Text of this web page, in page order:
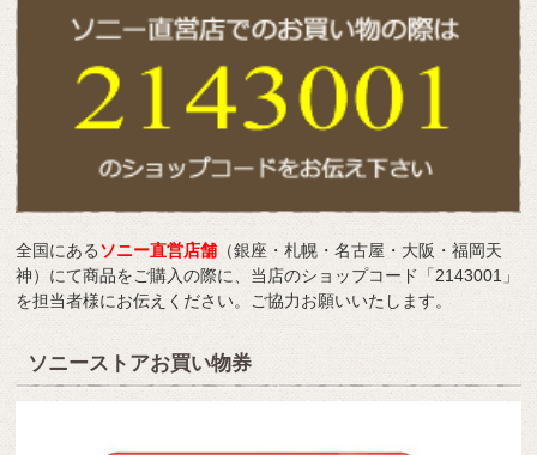
全国にあるソニー直営店舗 （銀座・札幌・名古屋・大阪・福岡天
神）にて商品をご購入の際に、当店のショップコード「2143001」
を担当者様にお伝えください。ご協力お願いいたします。
ソニーストアお買い物券